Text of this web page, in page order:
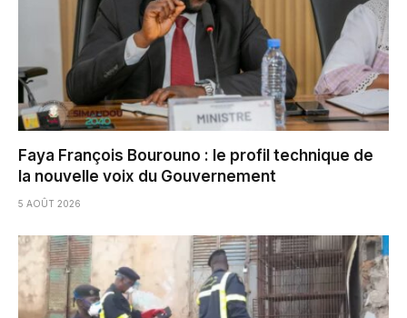
Faya François Bourouno : le profil technique de
la nouvelle voix du Gouvernement
5 AOÛT 2026